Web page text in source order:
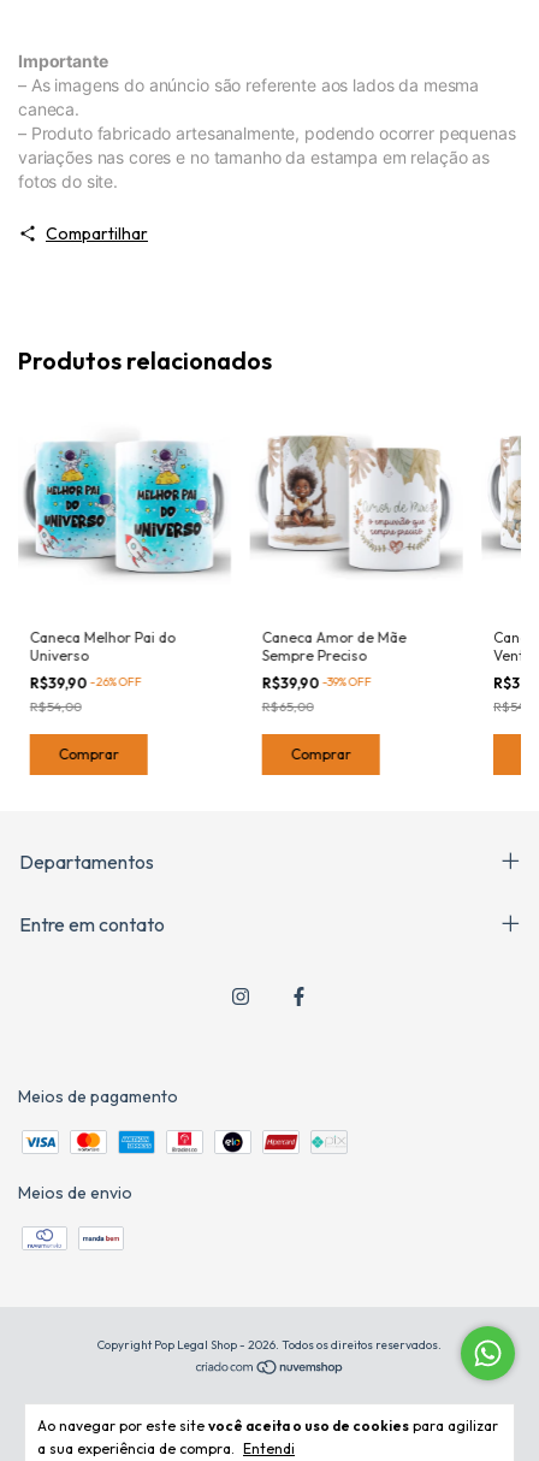
Ao navegar por este site você aceita o uso de cookies para agilizar
a sua experiência de compra. Entendi
Importante
– As imagens do anúncio são referente aos lados da mesma
caneca.
– Produto fabricado artesanalmente, podendo ocorrer pequenas
variações nas cores e no tamanho da estampa em relação as
fotos do site.
Compartilhar
Produtos relacionados
Caneca Melhor Pai do
Universo
R$39,90 -26%OFF
R$54,00
Comprar
Caneca Amor de Mãe
Sempre Preciso
R$39,90 -39%OFF
R$65,00
Comprar
Vento
Departamentos
Entre em contato
Meios de pagamento
Meios de envio
Copyright Pop Legal Shop - 2026. Todos os direitos reservados.